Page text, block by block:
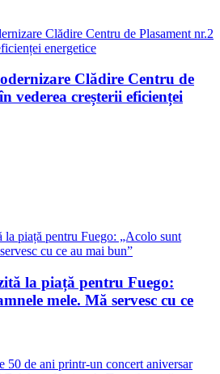
Clădire Centru de
vederea creșterii eficienței
la piață pentru Fuego:
mele. Mă servesc cu ce